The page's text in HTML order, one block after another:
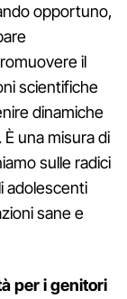
opportuno,
il
scientifiche
dinamiche
una misura di
sulle radici
adolescenti
sane e
per i genitori